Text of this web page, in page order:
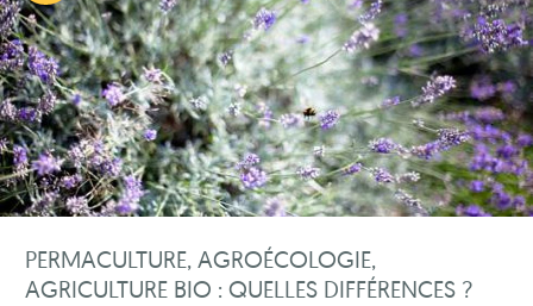
PERMACULTURE, AGROÉCOLOGIE,
AGRICULTURE BIO : QUELLES DIFFÉRENCES ?